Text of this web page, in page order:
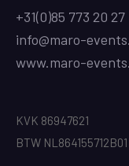
+31(0)85 773 20 27
info@maro-
www.maro-
KVK 86947621
BTW NL864155712B01